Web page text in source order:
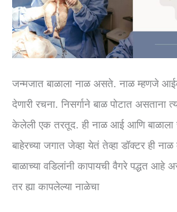
जन्मजात बाळाला नाळ असते. नाळ म्हणजे
देणारी रचना. निसर्गाने बाळ पोटात असताना
केलेली एक तरतूद. ही नाळ आई आणि
बाहेरच्या जगात जेव्हा येतं तेव्हा डॉक्टर ही
बाळाच्या वडिलांनी कापायची वैगरे पद्धत
तर ह्या कापलेल्या नाळेचा